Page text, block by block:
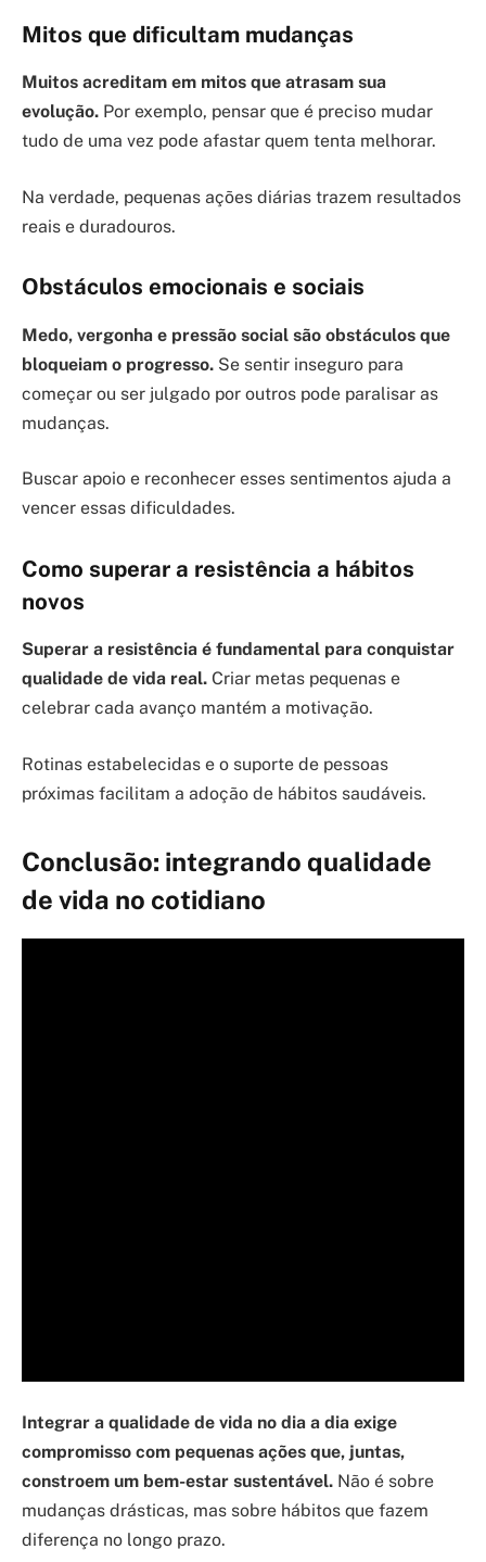
Mitos que dificultam mudanças
Muitos acreditam em mitos que atrasam sua
evolução. Por exemplo, pensar que é preciso mudar
tudo de uma vez pode afastar quem tenta melhorar.
Na verdade, pequenas ações diárias trazem resultados
reais e duradouros.
Obstáculos emocionais e sociais
Medo, vergonha e pressão social são obstáculos que
bloqueiam o progresso. Se sentir inseguro para
começar ou ser julgado por outros pode paralisar as
mudanças.
Buscar apoio e reconhecer esses sentimentos ajuda a
vencer essas dificuldades.
Como superar a resistência a hábitos
novos
Superar a resistência é fundamental para conquistar
qualidade de vida real. Criar metas pequenas e
celebrar cada avanço mantém a motivação.
Rotinas estabelecidas e o suporte de pessoas
próximas facilitam a adoção de hábitos saudáveis.
Conclusão: integrando qualidade
de vida no cotidiano
Integrar a qualidade de vida no dia a dia exige
compromisso com pequenas ações que, juntas,
constroem um bem-estar sustentável. Não é sobre
mudanças drásticas, mas sobre hábitos que fazem
diferença no longo prazo.